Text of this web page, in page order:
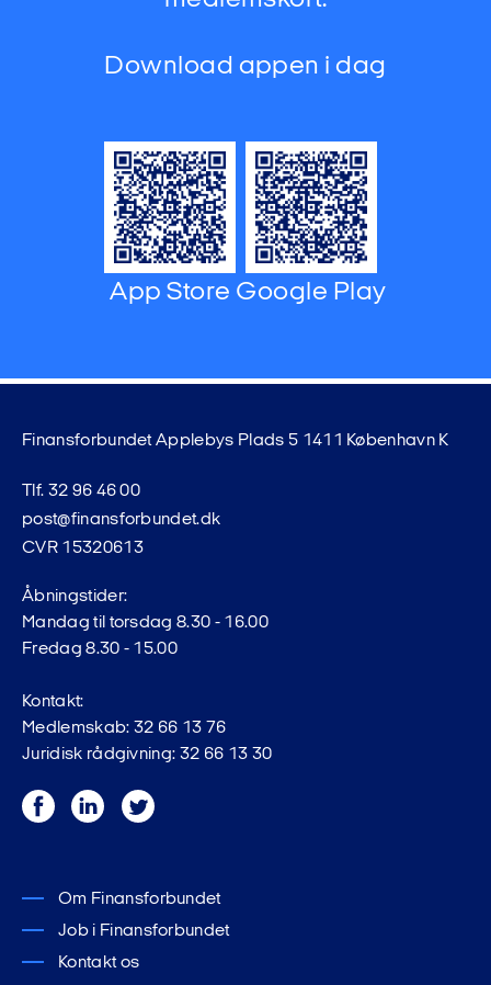
Download appen i dag
App Store Google Play
Finansforbundet Applebys Plads 5 1411 København K
Tlf. 32 96 46 00
post@finansforbundet.dk
CVR 15320613
Åbningstider:
Mandag til torsdag 8.30 - 16.00
Fredag 8.30 - 15.00
Kontakt:
Medlemskab: 32 66 13 76
Juridisk rådgivning: 32 66 13 30
FacebookLinkedInTwitter
Om Finansforbundet
Job i Finansforbundet
Kontakt os